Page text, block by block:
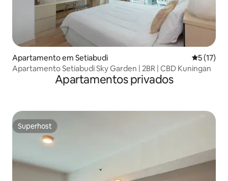
Apartamento em Setiabudi
5 (17)
Apartamento Setiabudi Sky Garden | 2BR | CBD Kuningan
Apartamentos privados
Superhost
Superhost